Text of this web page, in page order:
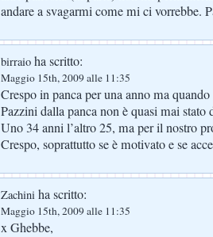
andare a svagarmi come mi ci vorrebbe.
birraio ha scritto:
Maggio 15th, 2009 alle 11:35
Crespo in panca per una anno ma quando
Pazzini dalla panca non è quasi mai stato
Uno 34 anni l’altro 25, ma per il nostro
Crespo, soprattutto se è motivato e se
Zachini ha scritto:
Maggio 15th, 2009 alle 11:35
x Ghebbe,